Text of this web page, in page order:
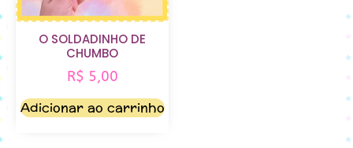
O SOLDADINHO DE
CHUMBO
R$ 5,00
Adicionar ao carrinho